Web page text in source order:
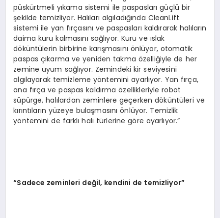
püskürtmeli yıkama sistemi ile paspasları güçlü bir
şekilde temizliyor. Halıları algıladığında CleanLift
sistemi ile yan fırçasını ve paspasları kaldırarak halıların
daima kuru kalmasını sağlıyor. Kuru ve ıslak
döküntülerin birbirine karışmasını önlüyor, otomatik
paspas çıkarma ve yeniden takma özelliğiyle de her
zemine uyum sağlıyor. Zemindeki kir seviyesini
algılayarak temizleme yöntemini ayarlıyor. Yan fırça,
ana fırça ve paspas kaldırma özellikleriyle robot
süpürge, halılardan zeminlere geçerken döküntüleri ve
kırıntıların yüzeye bulaşmasını önlüyor. Temizlik
yöntemini de farklı halı türlerine göre ayarlıyor.”
“Sadece zeminleri değil, kendini de temizliyor”